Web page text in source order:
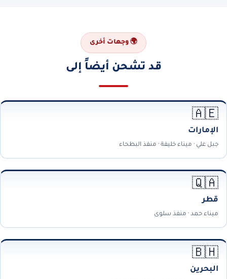
🌍 وجهات أخرى
قد تشحن أيضاً إلى
🇦🇪
الإمارات
جبل علي · ميناء خليفة · منفذ البطحاء
🇶🇦
قطر
ميناء حمد · منفذ سلوى
🇧🇭
البحرين